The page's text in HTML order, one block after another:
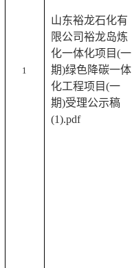
1
山东裕龙石化有
限公司裕龙岛炼
化一体化项目(一
期)绿色降碳一体
化工程项目(一
期)受理公示稿
(1).pdf